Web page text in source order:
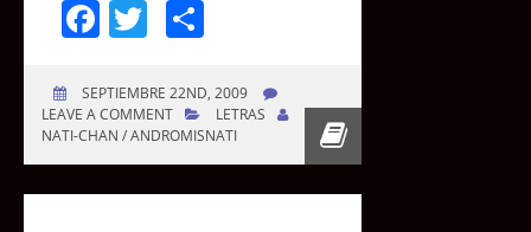
Facebook
Twitter
SEPTIEMBRE 22ND, 2009
LEAVE A COMMENT
LETRAS
NATI-CHAN / ANDROMISNATI